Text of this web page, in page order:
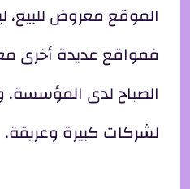
الموقع معروض
فمواقع عديدة أخرى
الصباح لدى
لشركات كبيرة وعريقة.